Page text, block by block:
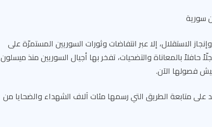
سورية
الاستقلال، إلا عبر انتفاضات وثورات السوريين المستمرّة على
حافلاً بالمعاناة والتضحيات، تفخر بها أجيال السوريين منذ ميسلون
على متابعة الطريق التي رسمها مئات آلاف الشهداء والضحايا من